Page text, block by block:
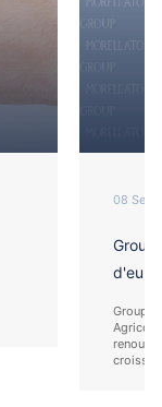
08
Groupe
Agricole